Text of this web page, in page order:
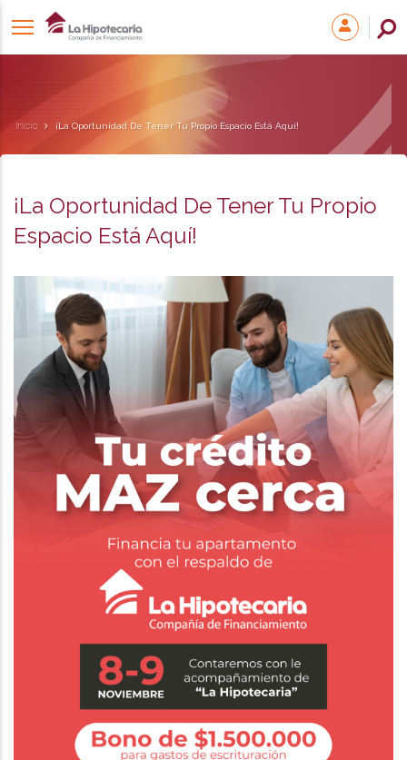
Inicio ¡La Oportunidad De Tener Tu Propio Espacio Está Aquí!
¡La Oportunidad De Tener Tu Propio
Espacio Está Aquí!